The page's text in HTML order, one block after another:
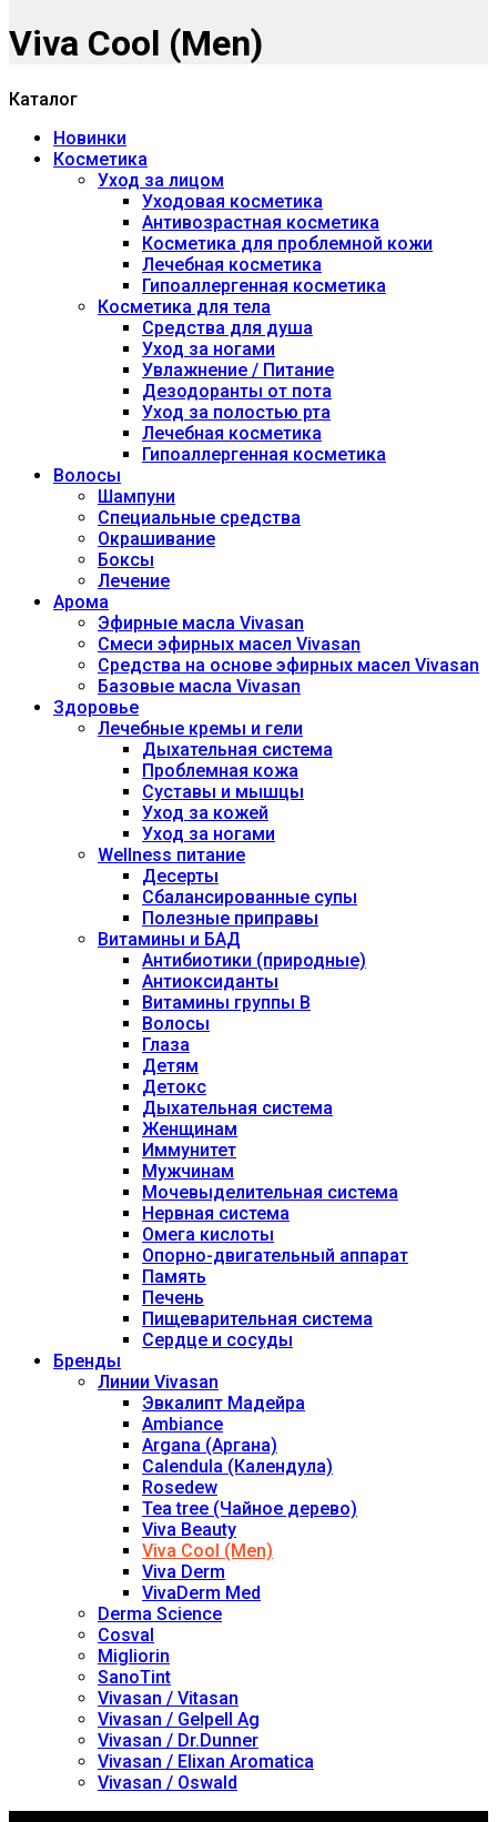
Viva Cool (Men)
Каталог
Новинки
Косметика
Уход за лицом
Уходовая косметика
Антивозрастная косметика
Косметика для проблемной кожи
Лечебная косметика
Гипоаллергенная косметика
Косметика для тела
Средства для душа
Уход за ногами
Увлажнение / Питание
Дезодоранты от пота
Уход за полостью рта
Лечебная косметика
Гипоаллергенная косметика
Волосы
Шампуни
Специальные средства
Окрашивание
Боксы
Лечение
Арома
Эфирные масла Vivasan
Смеси эфирных масел Vivasan
Средства на основе эфирных масел Vivasan
Базовые масла Vivasan
Здоровье
Лечебные кремы и гели
Дыхательная система
Проблемная кожа
Суставы и мышцы
Уход за кожей
Уход за ногами
Wellness питание
Десерты
Сбалансированные супы
Полезные приправы
Витамины и БАД
Антибиотики (природные)
Антиоксиданты
Витамины группы В
Волосы
Глаза
Детям
Детокс
Дыхательная система
Женщинам
Иммунитет
Мужчинам
Мочевыделительная система
Нервная система
Омега кислоты
Опорно-двигательный аппарат
Память
Печень
Пищеварительная система
Сердце и сосуды
Бренды
Линии Vivasan
Эвкалипт Мадейра
Ambiance
Argana (Аргана)
Calendula (Календула)
Rosedew
Tea tree (Чайное дерево)
Viva Beauty
Viva Cool (Men)
Viva Derm
VivaDerm Med
Derma Science
Cosval
Migliorin
SanoTint
Vivasan / Vitasan
Vivasan / Gelpell Ag
Vivasan / Dr.Dunner
Vivasan / Elixan Aromatica
Vivasan / Oswald